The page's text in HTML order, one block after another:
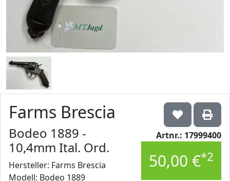
Artnr.: 17999400
50,00 €*2
Farms Brescia
Bodeo 1889 -
10,4mm Ital. Ord.
Hersteller: Farms Brescia
Modell: Bodeo 1889